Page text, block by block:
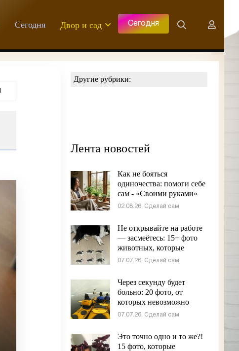
Сегодня Двор и сад Сегодня
Другие рубрики:
Лента новостей
Как не бояться
одиночества: помоги себе
сам - «Своими руками»
02.08.26, Сделай сам
Не открывайте на работе
— засмеётесь: 15+ фото
животных, которые
сломали серьёзность
07.07.26, Сделай сам
Через секунду будет
больно: 20 фото, от
которых невозможно
отвести взгляд - «Своими
07.07.26, Сделай сам
Это точно одно и то же?!
15 фото, которые